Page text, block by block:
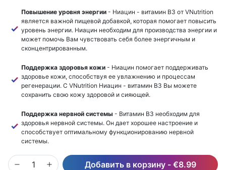
Повышение уровня энергии - Ниацин - витамин B3 от VNutrition
является важной пищевой добавкой, которая помогает повысить
уровень энергии. Ниацин необходим для производства энергии и
может помочь Вам чувствовать себя более энергичным и
сконцентрированным.
Поддержка здоровья кожи - Ниацин помогает поддерживать
здоровье кожи, способствуя ее увлажнению и процессам
регенерации. С VNutrition Ниацин - витамин B3 Вы можете
сохранить свою кожу здоровой и сияющей.
Поддержка нервной системы - Витамин B3 необходим для
здоровья нервной системы. Он дает хорошее настроение и
способствует оптимальному функционированию нервной
системы.
Добавить в корзину - €8.99